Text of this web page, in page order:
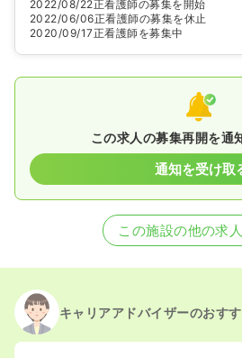
2022/08/22正看護師の募集を開始
2022/06/06正看護師の募集を休止
2020/09/17正看護師を募集中
この求人の募集再開を通
通知を受け取
この施設の他の求
キャリアアドバイザーのおす